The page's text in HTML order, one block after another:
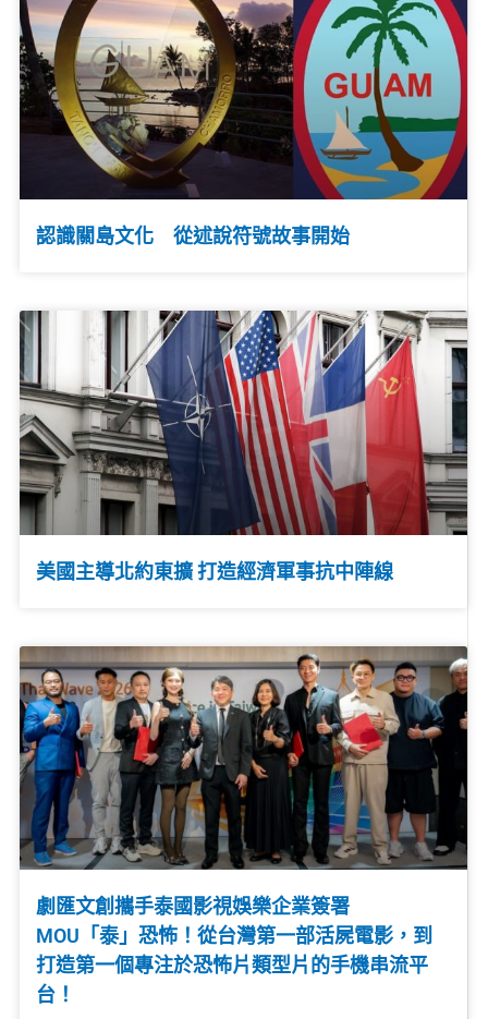
認識關島文化 從述說符號故事開始
美國主導北約東擴 打造經濟軍事抗中陣線
劇匯文創攜手泰國影視娛樂企業簽署
MOU「泰」恐怖！從台灣第一部活屍電影，到
打造第一個專注於恐怖片類型片的手機串流平
台！